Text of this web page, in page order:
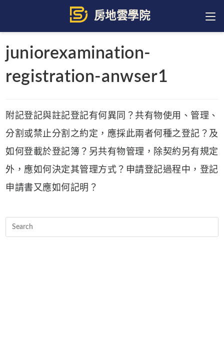
content
juniorexamination-
registration-anwser1
附記登記與註記登記有何異同？共有物使用、管理、
分割或禁止分割之約定，應採此兩者何種之登記？及
如何登載於登記簿？另共有物管理，除契約另有規定
外，應如何決定其管理方式？申請登記過程中，登記
申請書又應如何記明？